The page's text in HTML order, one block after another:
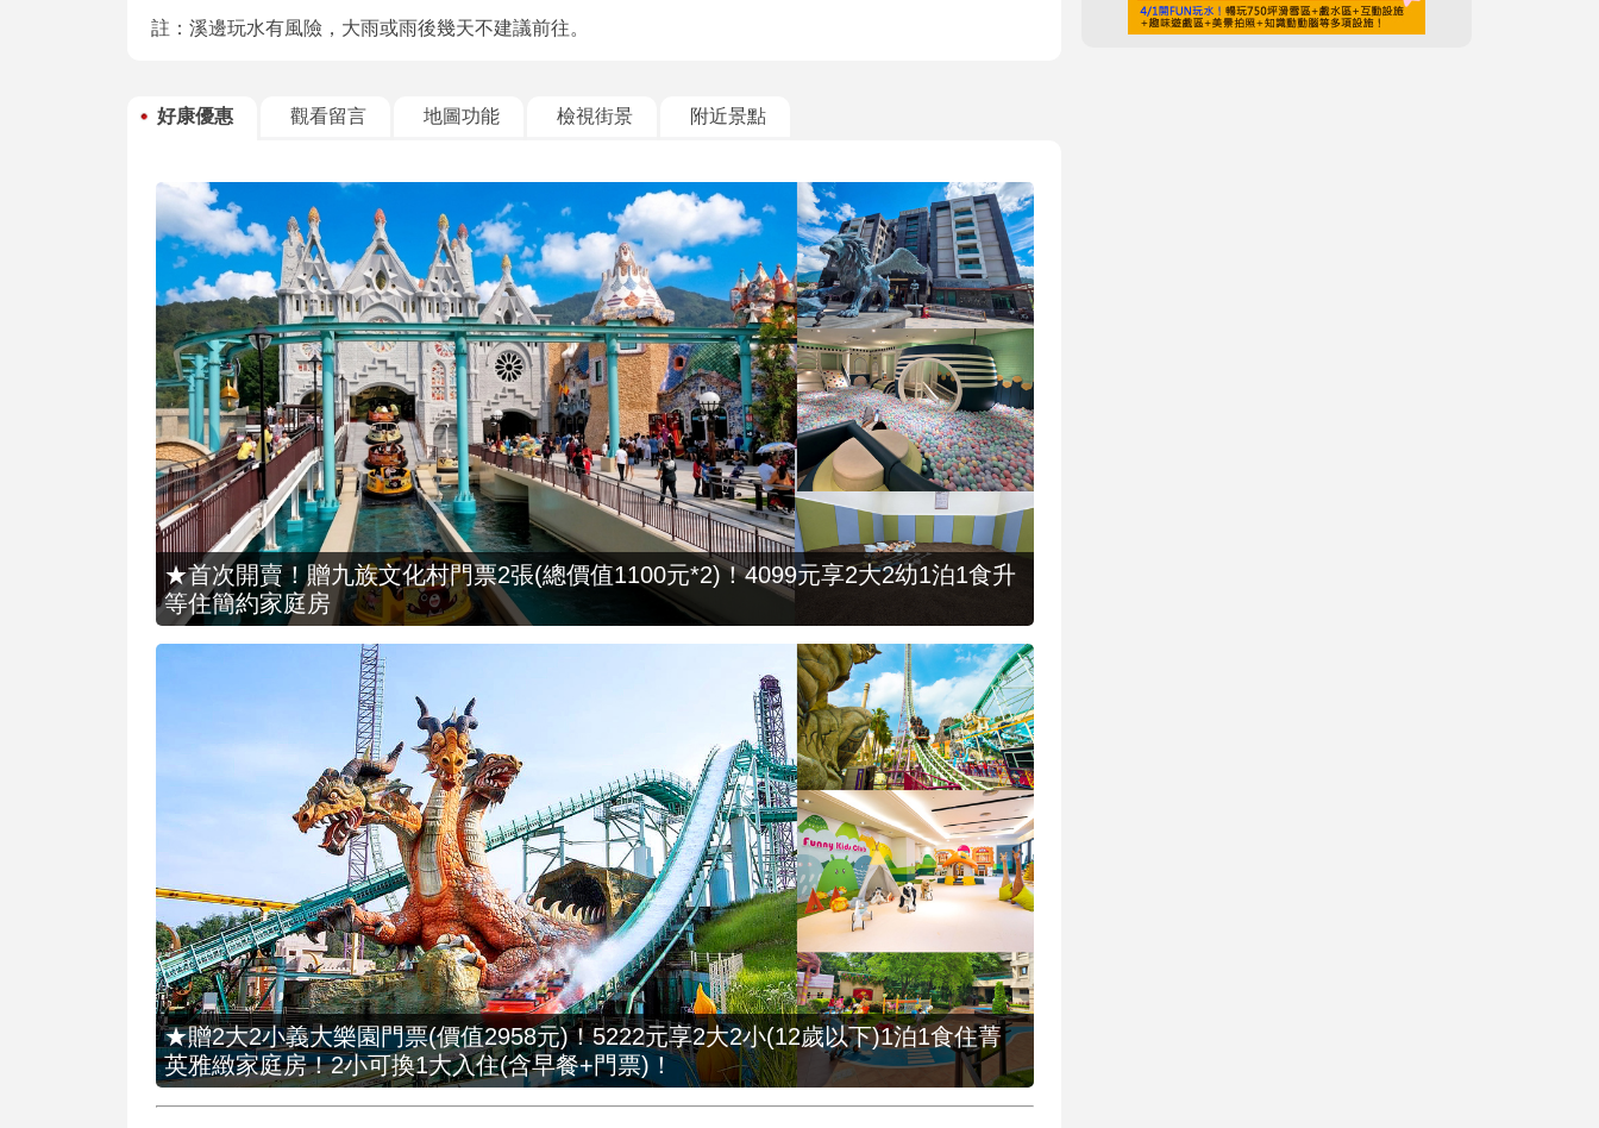
註：溪邊玩水有風險，大雨或雨後幾天不建議前往。
好康優惠 觀看留言 地圖功能 檢視街景 附近景點
★首次開賣！贈九族文化村門票2張(總價值1100元*2)！4099元享2大2幼1泊1食升
等住簡約家庭房
★贈2大2小義大樂園門票(價值2958元)！5222元享2大2小(12歲以下)1泊1食住菁
英雅緻家庭房！2小可換1大入住(含早餐+門票)！